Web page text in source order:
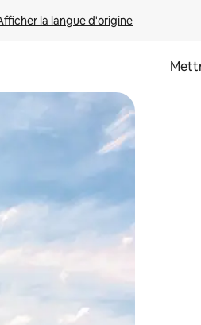
la langue d'origine